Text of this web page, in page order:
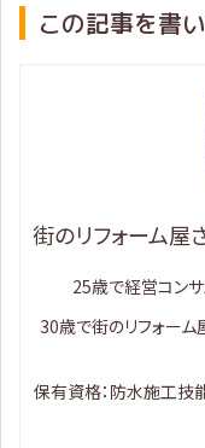
この記事を書
街のリフォーム屋
25歳で経営コン
30歳で街のリフォー
保有資格：防水施工技